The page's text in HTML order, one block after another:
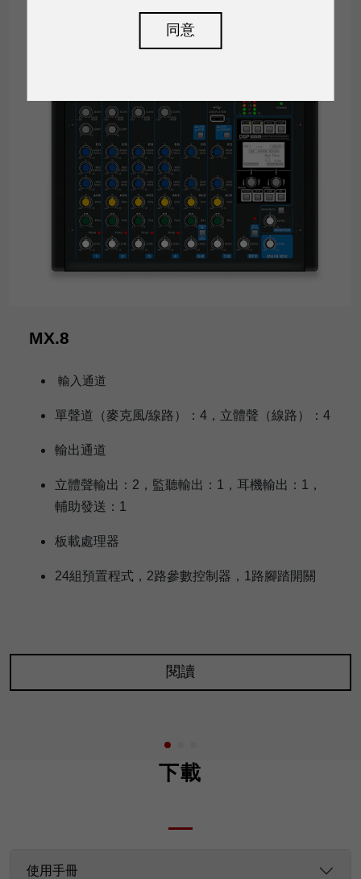
MX.8
輸入通道
單聲道（麥克風/線路）：4，立體聲（線路）：4
輸出通道
立體聲輸出：2，監聽輸出：1，耳機輸出：1，
輔助發送：1
板載處理器
24組預置程式，2路參數控制器，1路腳踏開關
閱讀
下載
使用手冊
同意